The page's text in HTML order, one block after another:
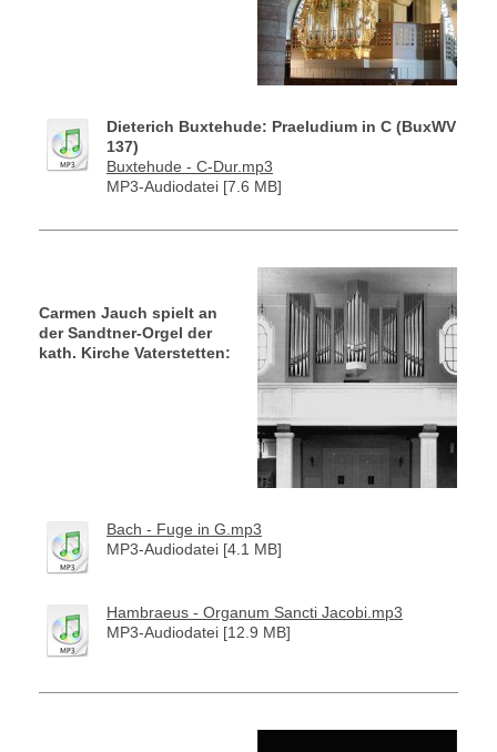
Dieterich Buxtehude: Praeludium in C (BuxWV
137)
Buxtehude - C-Dur.mp3
MP3-Audiodatei [7.6 MB]
Carmen Jauch spielt an
der Sandtner-Orgel der
kath. Kirche Vaterstetten:
Bach - Fuge in G.mp3
MP3-Audiodatei [4.1 MB]
Hambraeus - Organum Sancti Jacobi.mp3
MP3-Audiodatei [12.9 MB]